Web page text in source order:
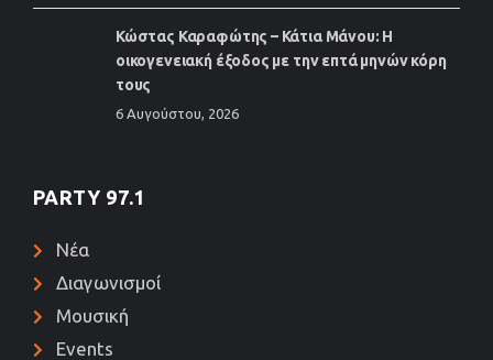
Κώστας Καραφώτης – Κάτια Μάνου: Η
οικογενειακή έξοδος με την επτά μηνών κόρη
τους
6 Αυγούστου, 2026
PARTY 97.1
Νέα
Διαγωνισμοί
Μουσική
Events